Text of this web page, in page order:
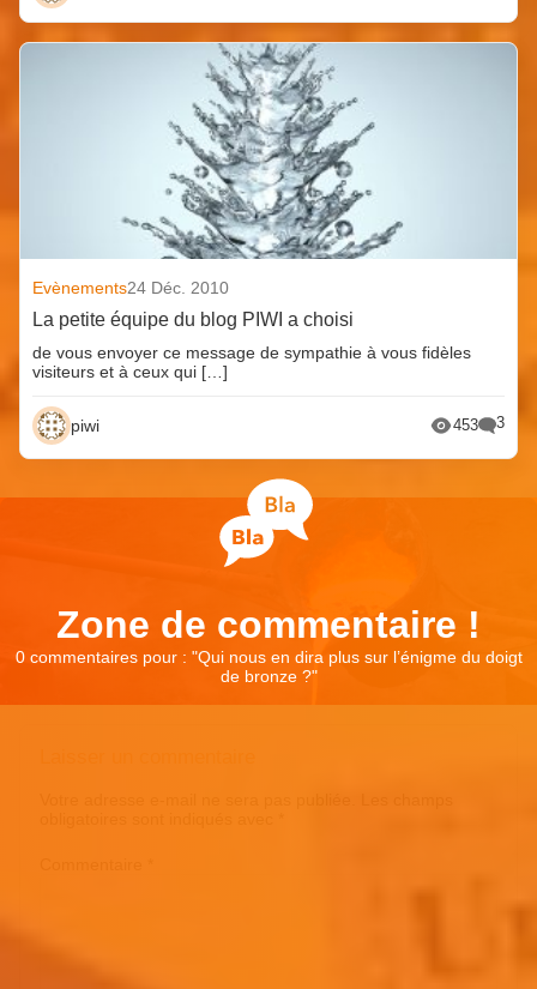
Evènements24 Déc. 2010
La petite équipe du blog PIWI a choisi
de vous envoyer ce message de sympathie à vous fidèles
visiteurs et à ceux qui […]
piwi 453 3
Zone de commentaire !
0 commentaires pour : "Qui nous en dira plus sur l’énigme du doigt
de bronze ?"